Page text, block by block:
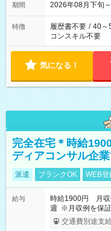
期間 2026年08月下旬
特徴 履歴書不要 / 40～
コンスキル不要
気になる！
完全在宅＊時給
ディアコンサル企
派遣 ブランクOK WEB登
給与
時給1900円 月収
週 ※月収例を保
ービス利用可（利
交通費別途支